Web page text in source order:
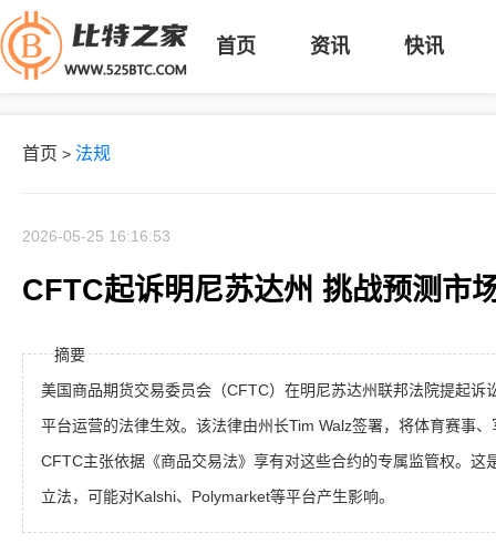
首页 资讯 快讯
首页 > 法规
2026-05-25 16:16:53
CFTC起诉明尼苏达州 挑战预测市
摘要
美国商品期货交易委员会（CFTC）在明尼苏达州联邦法院提起诉
平台运营的法律生效。该法律由州长Tim Walz签署，将体育赛事
CFTC主张依据《商品交易法》享有对这些合约的专属监管权。这
立法，可能对Kalshi、Polymarket等平台产生影响。